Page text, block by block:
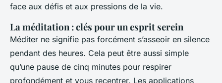
face aux défis et aux pressions de la vie.
La méditation : clés pour un esprit serein
Méditer ne signifie pas forcément s’asseoir en silence
pendant des heures. Cela peut être aussi simple
qu’une pause de cinq minutes pour respirer
profondément et vous recentrer. Les applications